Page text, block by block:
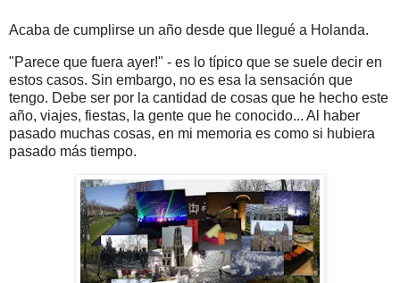
Acaba de cumplirse un año desde que llegué a Holanda.
"Parece que fuera ayer!" - es lo típico que se suele decir en
estos casos. Sin embargo, no es esa la sensación que
tengo. Debe ser por la cantidad de cosas que he hecho este
año, viajes, fiestas, la gente que he conocido... Al haber
pasado muchas cosas, en mi memoria es como si hubiera
pasado más tiempo.